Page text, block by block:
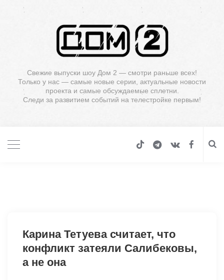
Свежие выпуски шоу Дом 2 — смотри раньше всех!
Только у нас — самые новые серии, актуальные новости
проекта и самые обсуждаемые сплетни.
Следи за развитием событий на телестройке первым!
Карина Тетуева считает, что
конфликт затеяли Салибековы,
а не она